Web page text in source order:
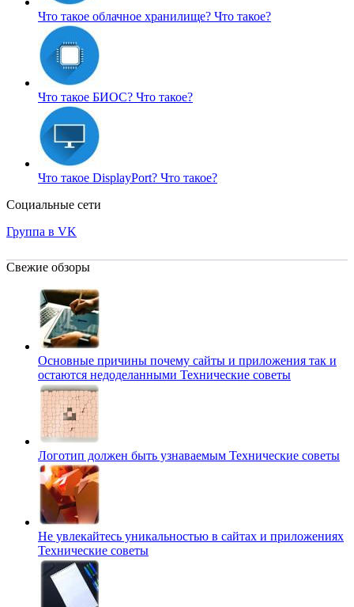
Что такое облачное хранилище? Что такое?
Что такое БИОС? Что такое?
Что такое DisplayPort? Что такое?
Социальные сети
Группа в VK
Свежие обзоры
Основные причины почему сайты и приложения так и
остаются недоделанными Технические советы
Логотип должен быть узнаваемым Технические советы
Не увлекайтесь уникальностью в сайтах и приложениях
Технические советы